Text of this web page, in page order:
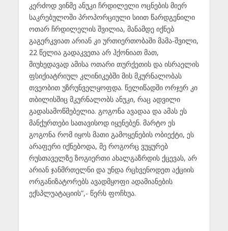
კერძოდ ვინმე ანუკი ჩრდილელი ოცნების მიერ
საკრებულოში პროპორციული სიით წარდგენილი
ოთარ ჩრდილელის შვილია, მანამდე იქნებ
გაგერკვიათ არიან კი ურთიერთობაში მამა-შვილი,
22 წელია გადაკვეთა არ ჰქონიათ მათ,
მიუხედავად ამისა ოთარი თურქეთის და ისრაელის
ფსიქიატრიულ კლინიკებში მის მკურნალობას
თვეობით უზრუნველყოფდა. წელიწადში ორჯერ კი
თბილისშიც მკურნალობს ანუკი, რაც ადვილი
გადასამოწმებელია. გოგონა ავადაა და ამას ეს
მანქურთები სათავისოდ იყენებენ. მარტო ეს
გოგონა რომ იყოს მათი გამოყენების ობიექტი, ეს
არაფერი იქნებოდა, მე როგორც ვუყურებ
რუსთაველზე ზოგიერთი ახალგაზრდის ქცევას, არ
არიან ჯანმრთელნი და უნდა რცხვენოდეთ აქციის
ორგანიზატორებს ავადმყოფი ადამიანების
ექსპლუატაციის”,- წერს ფოჩხუა.